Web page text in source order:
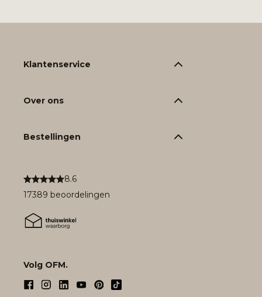
8.6
17389 beoordelingen
Volg OFM.
Klantenservice
Over ons
Bestellingen